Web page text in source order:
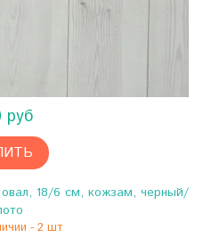
руб
18/6 см, кожзам, черный/
- 2 шт